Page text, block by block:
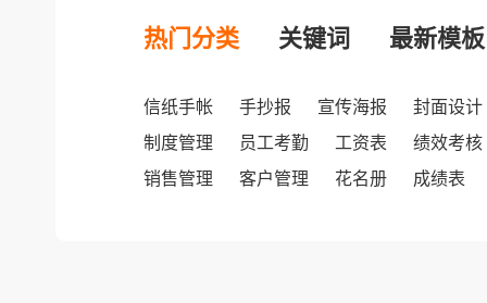
热门分类 关键词 最新模板
信纸手帐 手抄报 宣传海报
封面设计
制度管理
员工考勤 工资表
绩效考核
销售管理
客户管理 花名册 成绩表